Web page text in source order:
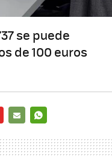
se puede
de 100 euros
MAIL